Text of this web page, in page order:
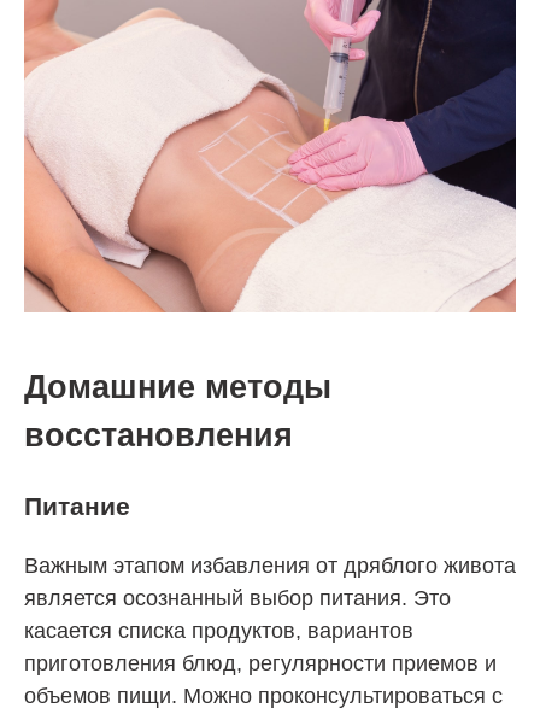
Домашние методы
восстановления
Питание
Важным этапом избавления от дряблого живота
является осознанный выбор питания. Это
касается списка продуктов, вариантов
приготовления блюд, регулярности приемов и
объемов пищи. Можно проконсультироваться с